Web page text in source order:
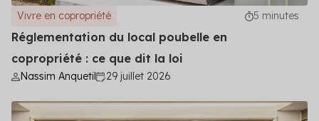
Vivre en copropriété 5 minutes
Réglementation du local poubelle en
copropriété : ce que dit la loi
Nassim Anquetil 29 juillet 2026